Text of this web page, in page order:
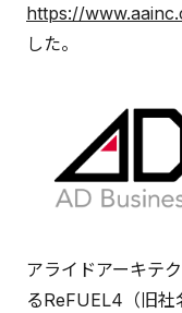
https://
した。
アライドアーキテ
るReFUEL4（旧